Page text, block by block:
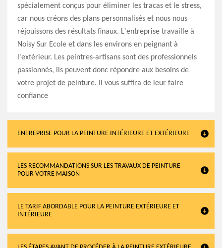
spécialement conçus pour éliminer les tracas et le stress,
car nous créons des plans personnalisés et nous nous
réjouissons des résultats finaux. L'entreprise travaille à
Noisy Sur Ecole et dans les environs en peignant à
l'extérieur. Les peintres-artisans sont des professionnels
passionnés, ils peuvent donc répondre aux besoins de
votre projet de peinture. Il vous suffira de leur faire
confiance
ENTREPRISE POUR LA PEINTURE INTÉRIEURE ET EXTÉRIEURE
LES RECOMMANDATIONS SUR LES TRAVAUX DE PEINTURE
POUR VOTRE MAISON
LE TARIF ABORDABLE POUR LA PEINTURE EXTÉRIEURE ET
INTÉRIEURE